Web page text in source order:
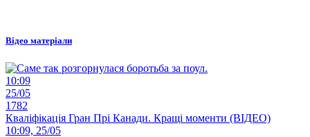
Відео матеріали
10:09
25/05
1782
Кваліфікація Гран Прі Канади. Кращі моменти (ВІДЕО)
10:09, 25/05